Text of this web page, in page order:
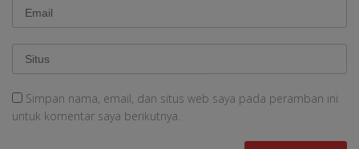
Simpan nama, email, dan situs web saya pada peramban ini
untuk komentar saya berikutnya.